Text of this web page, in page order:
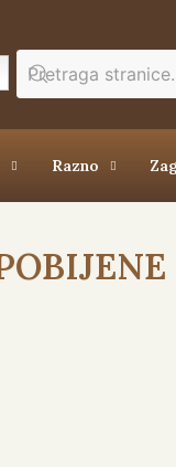
Razno